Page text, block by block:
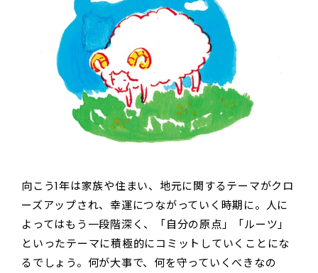
向こう1年は家族や住まい、地元に関するテーマがクロ
ーズアップされ、幸運につながっていく時期に。人に
よってはもう一段階深く、「自分の原点」「ルーツ」
といったテーマに積極的にコミットしていくことにな
るでしょう。何が大事で、何を守っていくべきなの